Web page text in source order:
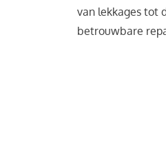
van lekkages tot
betrouwbare